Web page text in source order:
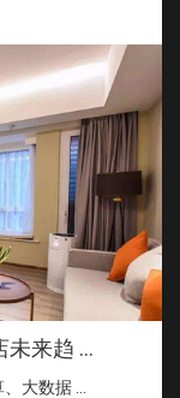
未来趋 …
大数据 …